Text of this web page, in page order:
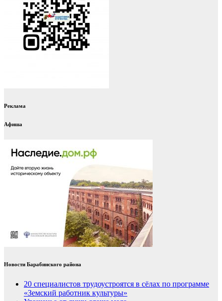
Реклама
Афиша
Новости Барабинского района
20 специалистов трудоустроятся в сёлах по программе
«Земский работник культуры»